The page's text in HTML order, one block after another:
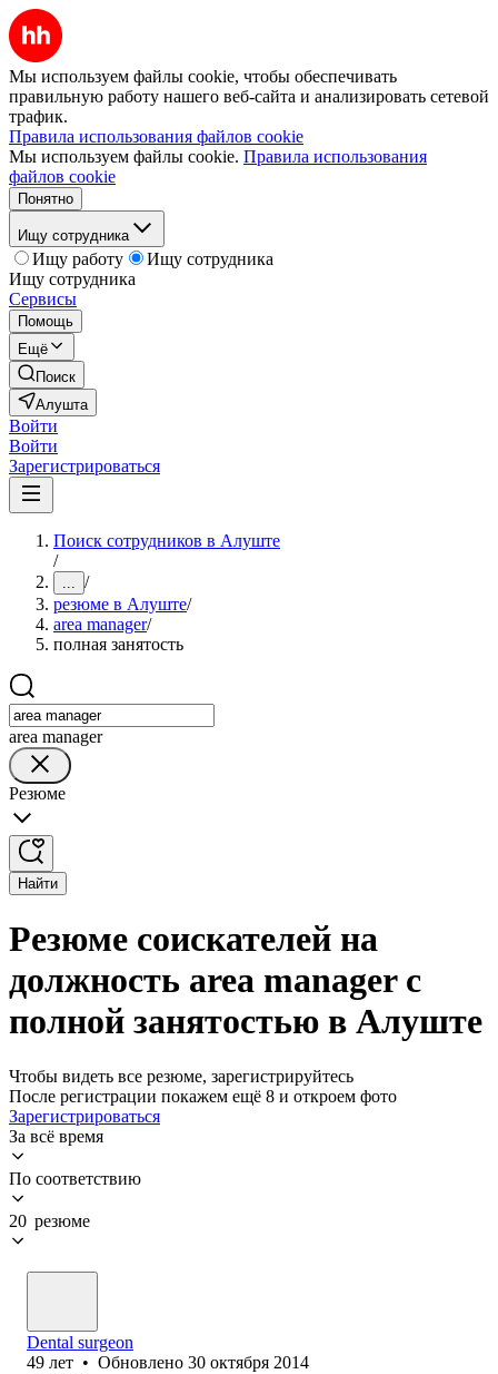
Мы используем файлы cookie, чтобы обеспечивать
правильную работу нашего веб-сайта и анализировать сетевой
трафик.
Правила использования файлов cookie
Мы используем файлы cookie. Правила использования
файлов cookie
Понятно
Ищу сотрудника
Ищу работу
Ищу сотрудника
Ищу сотрудника
Сервисы
Помощь
Ещё
Поиск
Алушта
Войти
Войти
Зарегистрироваться
Поиск сотрудников в Алуште
/
... /
резюме в Алуште/
area manager/
полная занятость
area manager
Резюме
Найти
Резюме соискателей на
должность area manager с
полной занятостью в Алуште
Чтобы видеть все резюме, зарегистрируйтесь
После регистрации покажем ещё 8 и откроем фото
Зарегистрироваться
За всё время
По соответствию
20 резюме
Dental surgeon
49 лет • Обновлено 30 октября 2014